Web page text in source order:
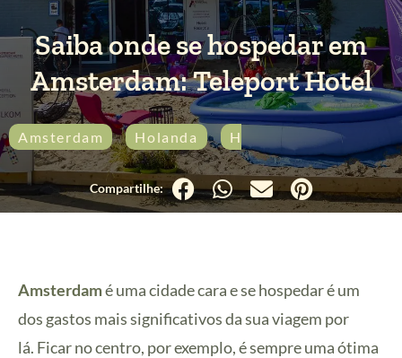
Saiba onde se hospedar em
Amsterdam: Teleport Hotel
Amsterdam Holanda Hospedagem
Amsterdamé uma cidade cara e se hospedar é um
dos gastos mais significativos da sua viagem por
lá. Ficar no centro, por exemplo, é sempre uma ótima